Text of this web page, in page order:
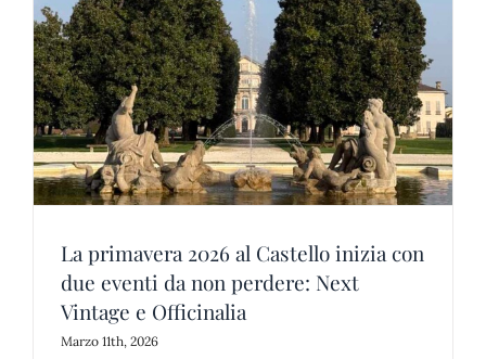
La primavera 2026 al Castello inizia con
due eventi da non perdere: Next
Vintage e Officinalia
Marzo 11th, 2026